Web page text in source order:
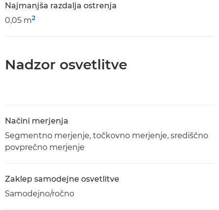
Najmanjša razdalja ostrenja
0,05 m2
Nadzor osvetlitve
Načini merjenja
Segmentno merjenje, točkovno merjenje, središčno
povprečno merjenje
Zaklep samodejne osvetlitve
Samodejno/ročno